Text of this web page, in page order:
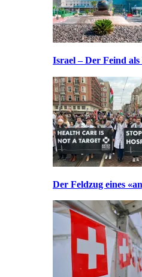
Israel – Der Feind
Der Feldzug eines